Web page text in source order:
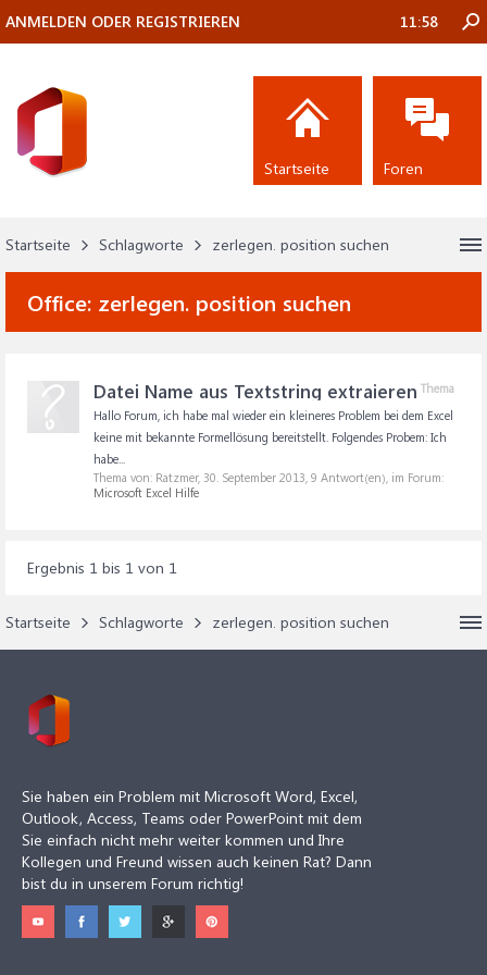
Startseite Schlagworte zerlegen. position suchen
Office: zerlegen. position suchen
Thema
Datei Name aus Textstring extraieren
Hallo Forum, ich habe mal wieder ein kleineres Problem bei dem Excel
keine mit bekannte Formellösung bereitstellt. Folgendes Probem: Ich
habe...
Thema von: Ratzmer, 30. September 2013, 9 Antwort(en), im Forum:
Microsoft Excel Hilfe
Ergebnis 1 bis 1 von 1
Startseite Schlagworte zerlegen. position suchen
ANMELDEN ODER REGISTRIEREN 11:58
Startseite Foren
Sie haben ein Problem mit Microsoft Word, Excel,
Outlook, Access, Teams oder PowerPoint mit dem
Sie einfach nicht mehr weiter kommen und Ihre
Kollegen und Freund wissen auch keinen Rat? Dann
bist du in unserem Forum richtig!